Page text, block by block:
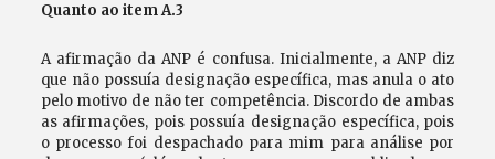
Quanto ao item A.3
A afirmação da ANP é confusa. Inicialmente, a ANP diz
que não possuía designação específica, mas anula o ato
pelo motivo de não ter competência. Discordo de ambas
as afirmações, pois possuía designação específica, pois
o processo foi despachado para mim para análise por